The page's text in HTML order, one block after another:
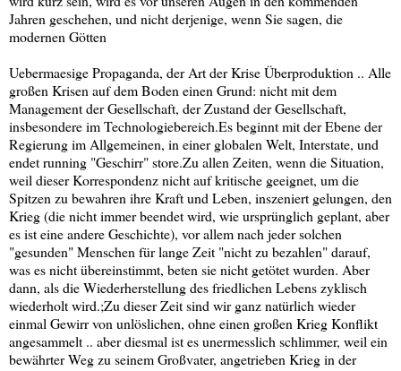
Jahren geschehen, und nicht derjenige, wenn Sie sagen, die
modernen Götten
Uebermaesige Propaganda, der Art der Krise Überproduktion .. Alle
großen Krisen auf dem Boden einen Grund: nicht mit dem
Management der Gesellschaft, der Zustand der Gesellschaft,
insbesondere im Technologiebereich.Es beginnt mit der Ebene der
Regierung im Allgemeinen, in einer globalen Welt, Interstate, und
endet running "Geschirr" store.Zu allen Zeiten, wenn die Situation,
weil dieser Korrespondenz nicht auf kritische geeignet, um die
Spitzen zu bewahren ihre Kraft und Leben, inszeniert gelungen, den
Krieg (die nicht immer beendet wird, wie ursprünglich geplant, aber
es ist eine andere Geschichte), vor allem nach jeder solchen
"gesunden" Menschen für lange Zeit "nicht zu bezahlen" darauf,
was es nicht übereinstimmt, beten sie nicht getötet wurden. Aber
dann, als die Wiederherstellung des friedlichen Lebens zyklisch
wiederholt wird.;Zu dieser Zeit sind wir ganz natürlich wieder
einmal Gewirr von unlöslichen, ohne einen großen Krieg Konflikt
angesammelt .. aber diesmal ist es unermesslich schlimmer, weil ein
bewährter Weg zu seinem Großvater, angetrieben Krieg in der